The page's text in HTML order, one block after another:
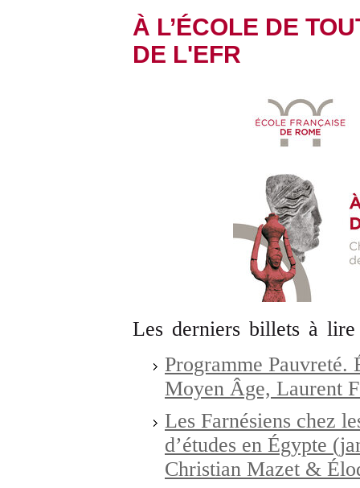
À L’ÉCOLE DE
DE L'EFR
Les derniers billets à
Programme Pauvreté.
Moyen Âge, Laurent
Les Farnésiens chez
d’études en Égypte
Christian Mazet &